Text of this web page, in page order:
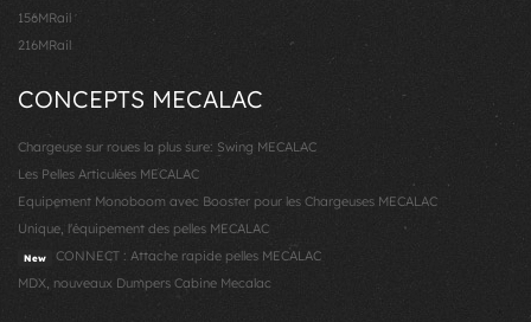
156MRail
216MRail
CONCEPTS MECALAC
Chargeuse sur roues la plus sure: Swing MECALAC
Les Pelles Articulées MECALAC
Equipement Monoboom avec Booster pour les Chargeuses MECALAC
Unique, l'équipement des pelles MECALAC
New
CONNECT : Attache rapide pelles MECALAC
MDX, nouveaux Dumpers Cabine Mecalac